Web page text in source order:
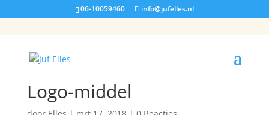
06-10059460 info@jufelles.nl
Logo-middel